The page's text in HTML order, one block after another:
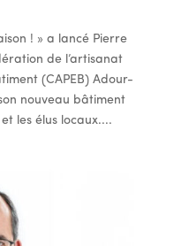
! » a lancé Pierre
de l’artisanat
(CAPEB) Adour-
nouveau bâtiment
les élus locaux....